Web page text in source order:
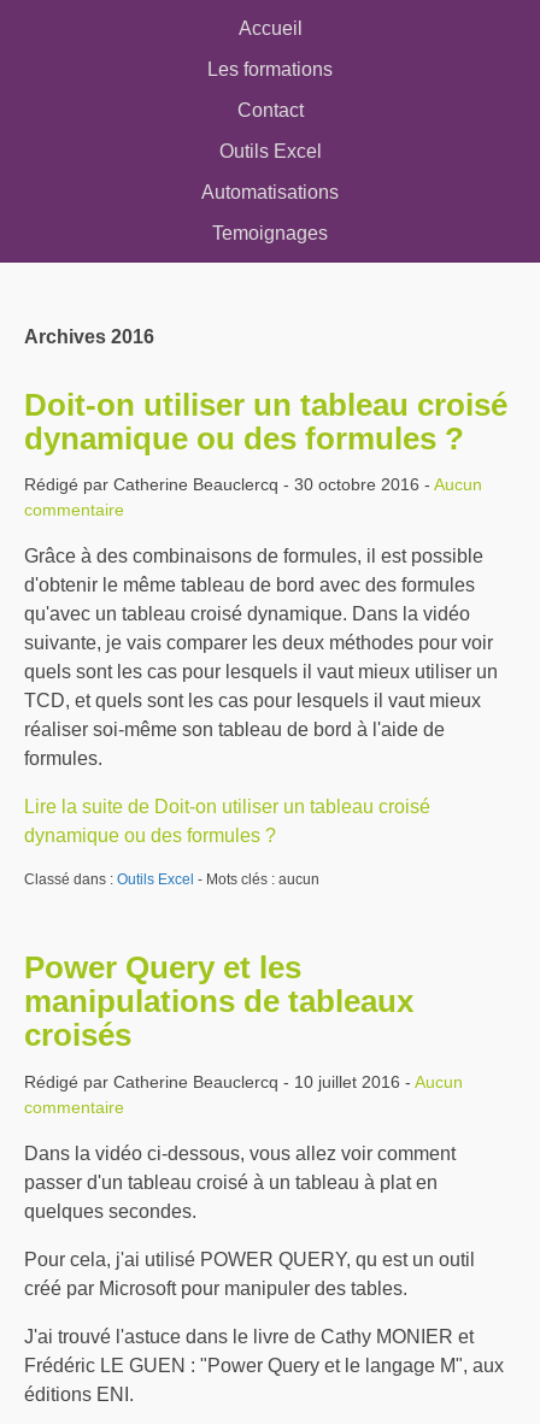
Accueil
Les formations
Contact
Outils Excel
Automatisations
Temoignages
Archives 2016
Doit-on utiliser un tableau croisé
dynamique ou des formules ?
Rédigé par Catherine Beauclercq - 30 octobre 2016 - Aucun
commentaire
Grâce à des combinaisons de formules, il est possible
d'obtenir le même tableau de bord avec des formules
qu'avec un tableau croisé dynamique. Dans la vidéo
suivante, je vais comparer les deux méthodes pour voir
quels sont les cas pour lesquels il vaut mieux utiliser un
TCD, et quels sont les cas pour lesquels il vaut mieux
réaliser soi-même son tableau de bord à l'aide de
formules.
Lire la suite de Doit-on utiliser un tableau croisé
dynamique ou des formules ?
Classé dans : Outils Excel - Mots clés : aucun
Power Query et les
manipulations de tableaux
croisés
Rédigé par Catherine Beauclercq - 10 juillet 2016 - Aucun
commentaire
Dans la vidéo ci-dessous, vous allez voir comment
passer d'un tableau croisé à un tableau à plat en
quelques secondes.
Pour cela, j'ai utilisé POWER QUERY, qu est un outil
créé par Microsoft pour manipuler des tables.
J'ai trouvé l'astuce dans le livre de Cathy MONIER et
Frédéric LE GUEN : "Power Query et le langage M", aux
éditions ENI.